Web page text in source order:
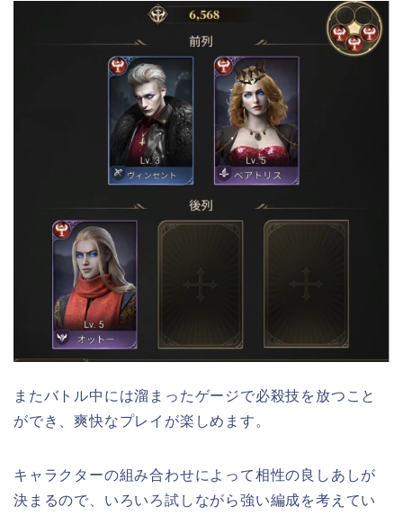
またバトル中には溜まったゲージで必殺技を放つこと
ができ、爽快なプレイが楽しめます。
キャラクターの組み合わせによって相性の良しあしが
決まるので、いろいろ試しながら強い編成を考えてい